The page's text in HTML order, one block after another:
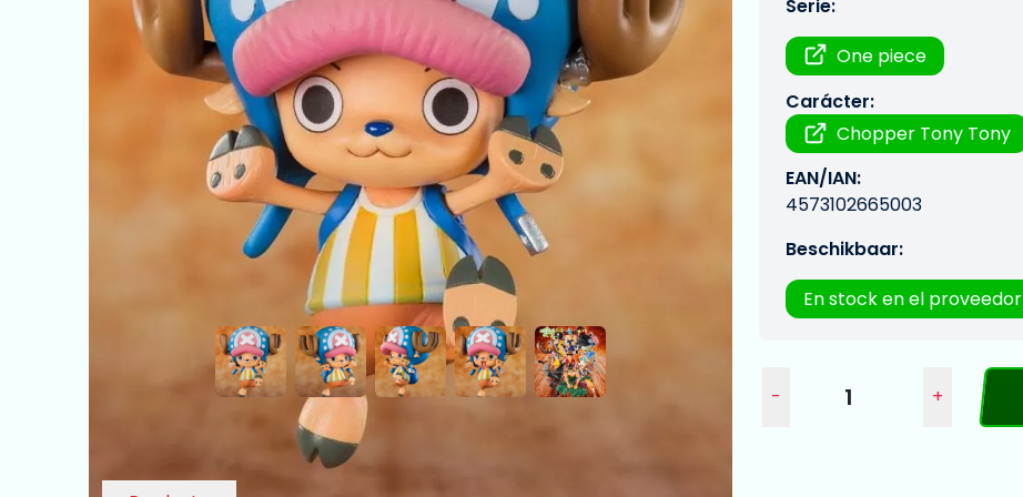
Serie:
One piece
Carácter:
Chopper Tony Tony
EAN/IAN:
4573102665003
Beschikbaar:
En stock en el proveedor
- +